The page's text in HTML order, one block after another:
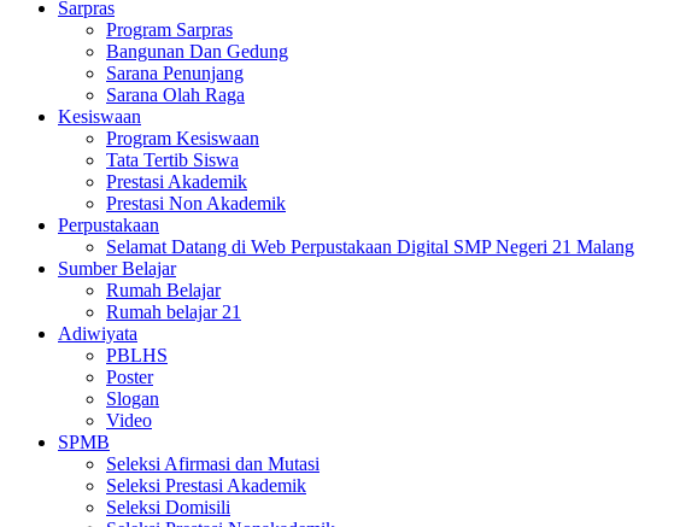
Sarpras
Program Sarpras
Bangunan Dan Gedung
Sarana Penunjang
Sarana Olah Raga
Kesiswaan
Program Kesiswaan
Tata Tertib Siswa
Prestasi Akademik
Prestasi Non Akademik
Perpustakaan
Selamat Datang di Web Perpustakaan Digital SMP Negeri 21 Malang
Sumber Belajar
Rumah Belajar
Rumah belajar 21
Adiwiyata
PBLHS
Poster
Slogan
Video
SPMB
Seleksi Afirmasi dan Mutasi
Seleksi Prestasi Akademik
Seleksi Domisili